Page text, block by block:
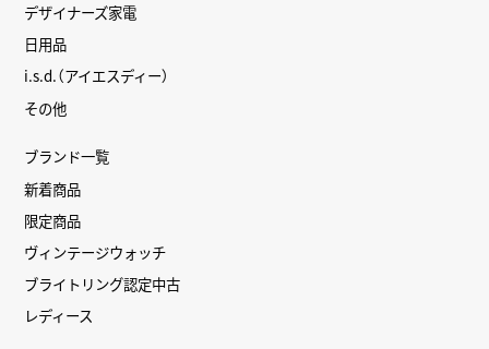
デザイナーズ家電
日用品
i.s.d.（アイエスディー）
その他
ブランド一覧
新着商品
限定商品
ヴィンテージウォッチ
ブライトリング認定中古
レディース